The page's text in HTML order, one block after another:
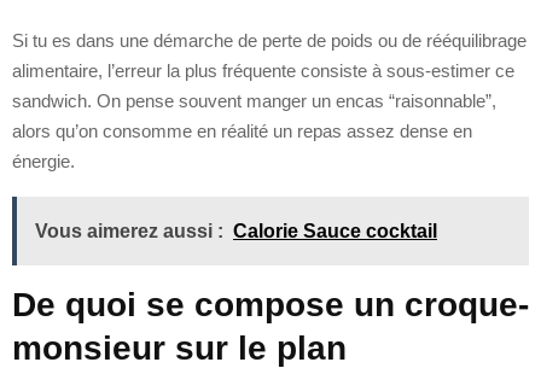
Si tu es dans une démarche de perte de poids ou de rééquilibrage
alimentaire, l’erreur la plus fréquente consiste à sous-estimer ce
sandwich. On pense souvent manger un encas “raisonnable”,
alors qu’on consomme en réalité un repas assez dense en
énergie.
Vous aimerez aussi : Calorie Sauce cocktail
De quoi se compose un croque-
monsieur sur le plan